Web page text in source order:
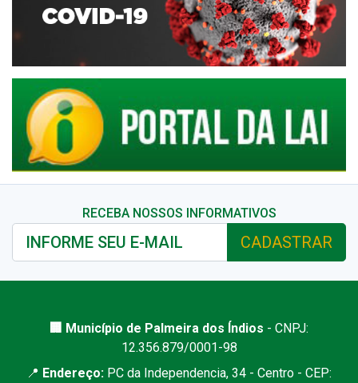
RECEBA NOSSOS INFORMATIVOS
CADASTRAR
🏢 Município de Palmeira dos Índios - CNPJ:
12.356.879/0001-98
📍 Endereço: PC da Independencia, 34 - Centro - CEP: